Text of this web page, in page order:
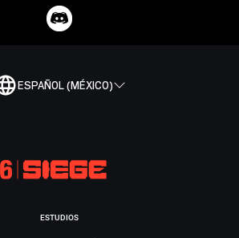
ESPAÑOL (MÉXICO)
ESTUDIOS